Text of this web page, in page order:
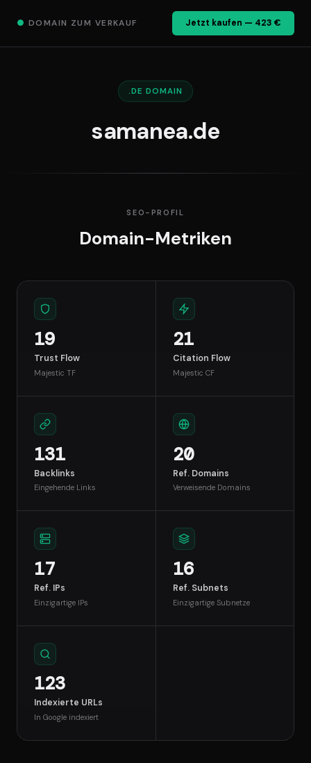
● DOMAIN ZUM VERKAUF Jetzt kaufen — 423 €
.DE DOMAIN
samanea.de
SEO-PROFIL
Domain-Metriken
19
Trust Flow
Majestic TF
21
Citation Flow
Majestic CF
131
Backlinks
Eingehende Links
20
Ref. Domains
Verweisende Domains
17
Ref. IPs
Einzigartige IPs
16
Ref. Subnets
Einzigartige Subnetze
123
Indexierte URLs
In Google indexiert